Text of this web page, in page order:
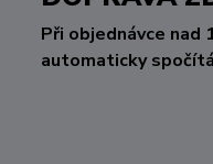
Při objednávce nad
automaticky